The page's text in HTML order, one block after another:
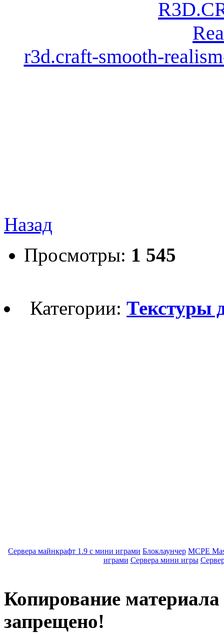
r3d.craft-smooth-
Назад
Просмотры: 1 545
Категории:Текстуры
Сервера майнкрафт 1.9 с мини играми Блоклаунчер MCPE
играми Сервера мини игры
Копирование материала
запрещено!